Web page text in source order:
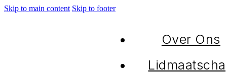
Skip to main content Skip to footer
Over Ons